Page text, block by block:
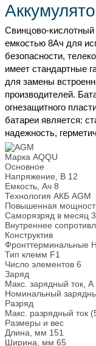
Свинцово-
емкостью 8Ач для
безопасности,
имеет стандартные
для замены
производителей.
огнезащитного
батареи является:
надежность,
Марка AQQU
Основное
Напряжение, В 12
Емкость, Ач 8
Технология АКБ AGM
Повышенная
Саморязряд в месяц
Внутреннее
Конструктив
Фронттерминальные
Тип клемм F1
Число элементов 6
Заряд
Макс. зарядный ток, А
Номинальный
Разряд
Макс. разрядный ток
Размеры и вес
Длина, мм 151
Ширина, мм 65